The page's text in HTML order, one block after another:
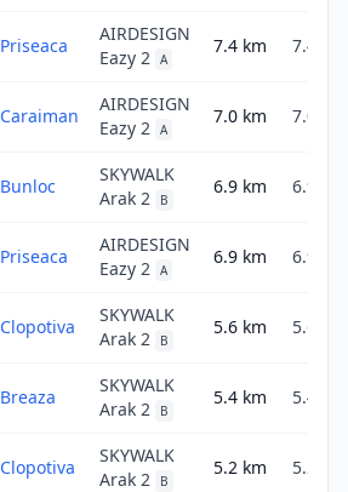
Priseaca
AIRDESIGN
Eazy 2 A
7.4 km 7.4
Caraiman
AIRDESIGN
Eazy 2 A
7.0 km 7.0
Bunloc
SKYWALK
Arak 2
B
6.9 km 6.9
Priseaca
AIRDESIGN
Eazy 2 A
6.9 km 6.9
Clopotiva
SKYWALK
Arak 2
B
5.6 km 5.6
Breaza
SKYWALK
Arak 2
B
5.4 km 5.4
Clopotiva
SKYWALK
Arak 2
B
5.2 km 5.2